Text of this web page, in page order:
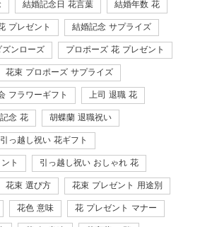
結婚記念日 花言葉 結婚年数 花
プレゼント 結婚記念 サプライズ
ズンローズ プロポーズ 花 プレゼント
花束 プロポーズ サプライズ
フラワーギフト 上司 退職 花
念 花 胡蝶蘭 退職祝い
引っ越し祝い 花ギフト
ト 引っ越し祝い おしゃれ 花
花束 選び方 花束 プレゼント 用途別
花色 意味 花 プレゼント マナー